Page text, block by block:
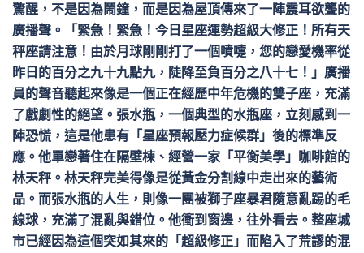
驚醒，不是因為鬧鐘，而是因為屋頂傳來了一陣震耳欲聾的
廣播聲。「緊急！緊急！今日星座運勢超級大修正！所有天
秤座請注意！由於月球剛剛打了一個噴嚏，您的戀愛機率從
昨日的百分之九十九點九，陡降至負百分之八十七！」廣播
員的聲音聽起來像是一個正在經歷中年危機的雙子座，充滿
了戲劇性的絕望。張水瓶，一個典型的水瓶座，立刻感到一
陣恐慌，這是他患有「星座預報壓力症候群」後的標準反
應。他單戀著住在隔壁棟、經營一家「平衡美學」咖啡館的
林天秤。林天秤完美得像是從黃金分割線中走出來的藝術
品。而張水瓶的人生，則像一團被獅子座暴君隨意亂踢的毛
線球，充滿了混亂與錯位。他衝到窗邊，往外看去。整座城
市已經因為這個突如其來的「超級修正」而陷入了荒謬的混